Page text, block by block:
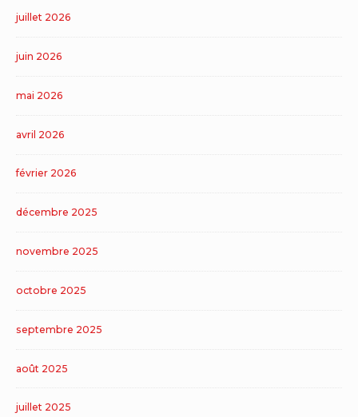
juillet 2026
juin 2026
mai 2026
avril 2026
février 2026
décembre 2025
novembre 2025
octobre 2025
septembre 2025
août 2025
juillet 2025